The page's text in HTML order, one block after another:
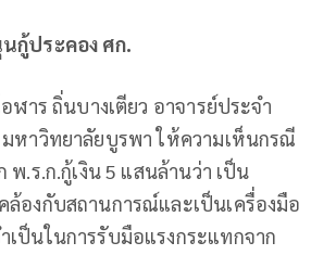
กู้ประคอง ศก.
ฬาร ถิ่นบางเตียว อาจารย์ประจำ
หาวิทยาลัยบูรพา ให้ความเห็นกรณี
พ.ร.ก.กู้เงิน 5 แสนล้านว่า เป็น
องกับสถานการณ์และเป็นเครื่องมือ
เป็นในการรับมือแรงกระแทกจาก